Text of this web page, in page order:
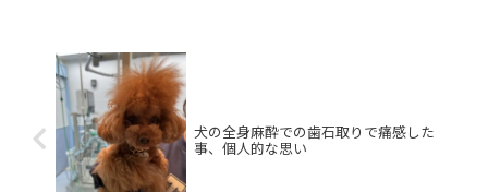
犬の全身麻酔での歯石取りで痛感した
事、個人的な思い